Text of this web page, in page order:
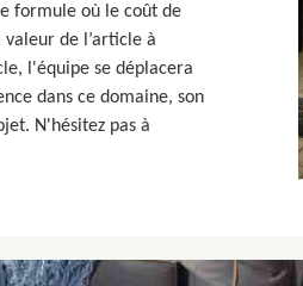
formule où le coût de
valeur de l’article à
l'équipe se déplacera
dans ce domaine, son
N'hésitez pas à